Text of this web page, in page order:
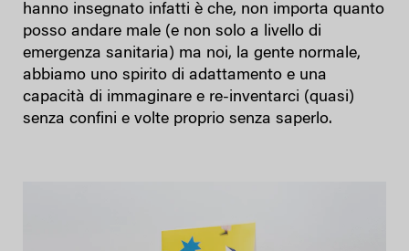
hanno insegnato infatti è che, non importa quanto
posso andare male (e non solo a livello di
emergenza sanitaria) ma noi, la gente normale,
abbiamo uno spirito di adattamento e una
capacità di immaginare e re-inventarci (quasi)
senza confini e volte proprio senza saperlo.